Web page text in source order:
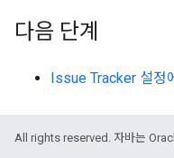
다음 단계
Issue Tracker 설정
All rights reserved. 자바는